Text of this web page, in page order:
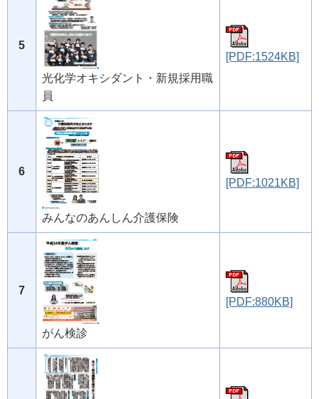
5
光化学オキシダント・新規採用職
員
[PDF:1524KB]
6
みんなのあんしん介護保険
[PDF:1021KB]
7
がん検診
[PDF:880KB]